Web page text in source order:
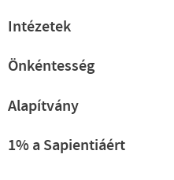
Intézetek
Önkéntesség
Alapítvány
1% a Sapientiáért